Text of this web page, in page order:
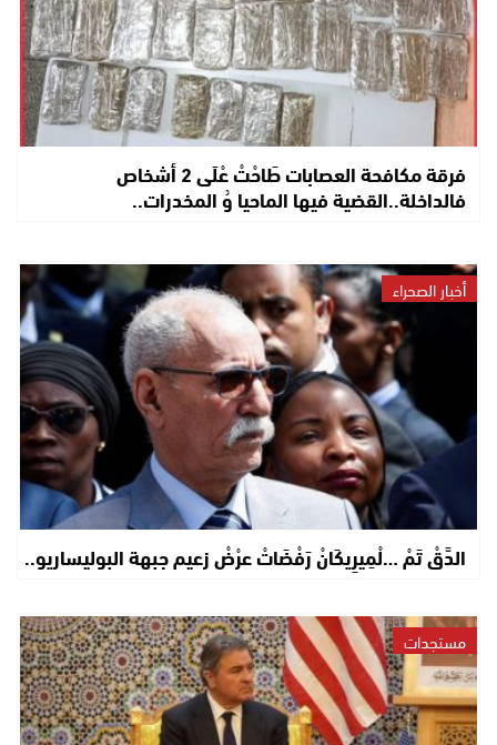
فرقة مكافحة العصابات طَاحْتْ عْلَى 2 أشخاص
فالداخلة..القضية فيها الماحيا وُ المخدرات..
أخبار الصحراء
الدَّقْ تَمْ …لْمِيرِيكَانْ رَفْضَاتْ عرْضْ زعيم جبهة البوليساريو..
مستجدات